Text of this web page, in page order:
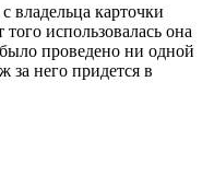
владельца карточки
использовалась она
проведено ни одной
за него придется в